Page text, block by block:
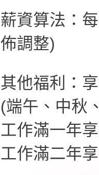
薪資算法：
佈調整)
其他福利：
(端午、中秋
工作滿一年
工作滿二年